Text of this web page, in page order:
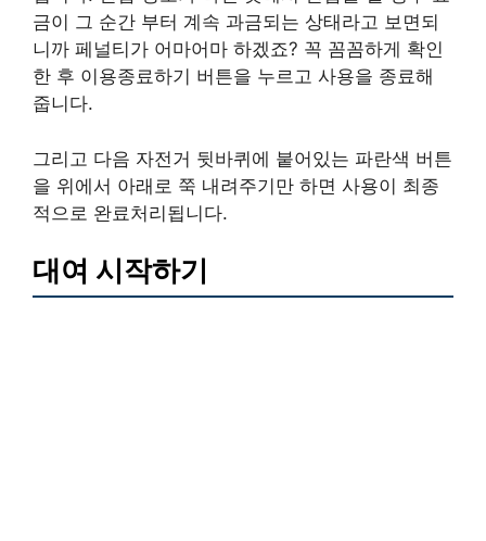
금이 그 순간 부터 계속 과금되는 상태라고 보면되
니까 페널티가 어마어마 하겠죠? 꼭 꼼꼼하게 확인
한 후 이용종료하기 버튼을 누르고 사용을 종료해
줍니다.
그리고 다음 자전거 뒷바퀴에 붙어있는 파란색 버튼
을 위에서 아래로 쭉 내려주기만 하면 사용이 최종
적으로 완료처리됩니다.
대여 시작하기